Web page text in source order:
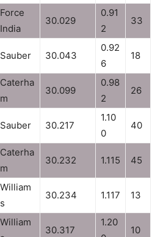
Force
India
30.029
0.91
2
33
Sauber 30.043
0.92
6
18
Caterha
m
30.099
0.98
2
26
Sauber 30.217
1.10
0
40
Caterha
m
30.232 1.115 45
William
s
30.234 1.117 13
William
30.317
1.20
10